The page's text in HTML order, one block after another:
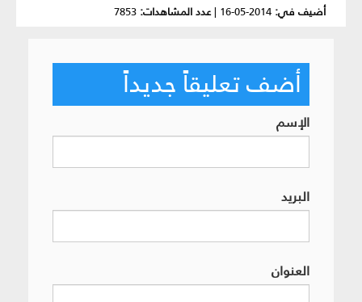
أضيف في: 2014-05-16
|عدد المشاهدات: 7853
أضف تعليقاً جديداً
الإسم
البريد
العنوان